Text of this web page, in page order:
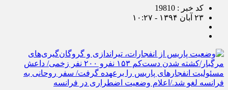
کد خبر : 19810
۲۳ آبان ۱۳۹۴ - ۱۰:۲۷